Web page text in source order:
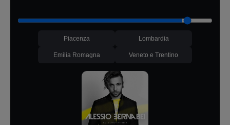
Piacenza Lombardia
Emilia Romagna Veneto e Trentino